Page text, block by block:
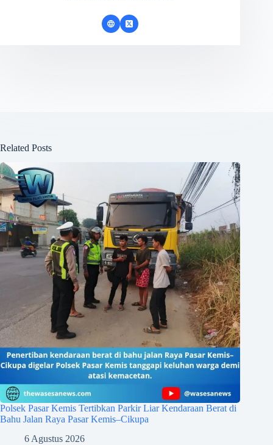
Related Posts
Polsek Pasar Kemis Tertibkan Parkir Liar Kendaraan Berat di
Bahu Jalan Raya Pasar Kemis–Cikupa
6 Agustus 2026